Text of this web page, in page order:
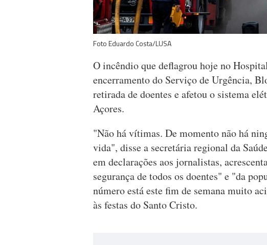
Foto Eduardo Costa/LUSA
O incêndio que deflagrou hoje no
encerramento do Serviço de Urgência,
retirada de doentes e afetou o sistema
Açores.
"Não há vítimas. De momento não há
vida", disse a secretária regional da
em declarações aos jornalistas,
segurança de todos os doentes" e "da
número está este fim de semana muito
às festas do Santo Cristo.